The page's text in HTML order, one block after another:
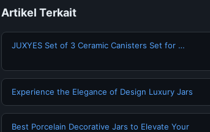
Artikel Terkait
JUXYES Set of 3 Ceramic Canisters Set for …
Experience the Elegance of Design Luxury Jars
Best Porcelain Decorative Jars to Elevate Your